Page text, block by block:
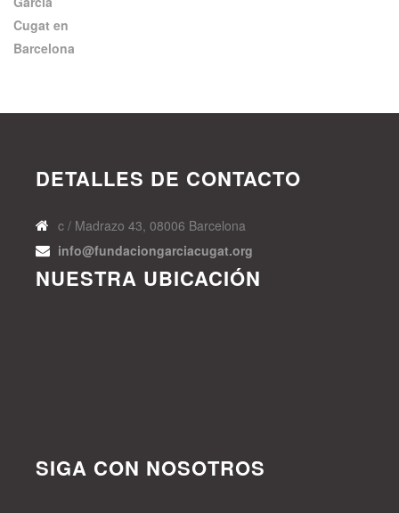
DETALLES DE CONTACTO
c / Madrazo 43, 08006 Barcelona
info@fundaciongarciacugat.org
NUESTRA UBICACIÓN
SIGA CON NOSOTROS